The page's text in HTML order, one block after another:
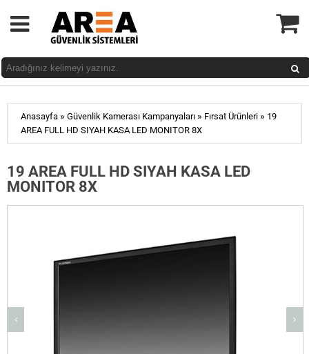
Anasayfa » Güvenlik Kamerası Kampanyaları » Fırsat Ürünleri » 19
AREA FULL HD SIYAH KASA LED MONITOR 8X
19 AREA FULL HD SIYAH KASA LED
MONITOR 8X